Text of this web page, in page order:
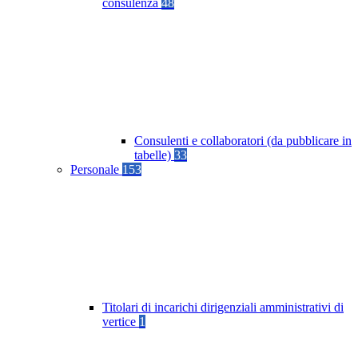
consulenza 48
Consulenti e collaboratori (da pubblicare in
tabelle) 33
Personale 153
Titolari di incarichi dirigenziali amministrativi di
vertice 1